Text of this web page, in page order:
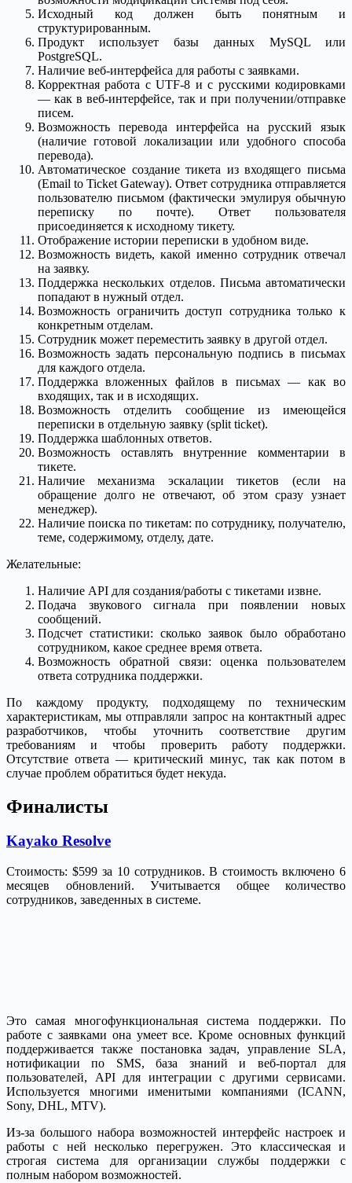
Исходный код должен быть понятным и
структурированным.
Продукт использует базы данных MySQL или
PostgreSQL.
Наличие веб-интерфейса для работы с заявками.
Корректная работа с UTF-8 и с русскими кодировками
— как в веб-интерфейсе, так и при получении/отправке
писем.
Возможность перевода интерфейса на русский язык
(наличие готовой локализации или удобного способа
перевода).
Автоматическое создание тикета из входящего письма
(Email to Ticket Gateway). Ответ сотрудника отправляется
пользователю письмом (фактически эмулируя обычную
переписку по почте). Ответ пользователя
присоединяется к исходному тикету.
Отображение истории переписки в удобном виде.
Возможность видеть, какой именно сотрудник отвечал
на заявку.
Поддержка нескольких отделов. Письма автоматически
попадают в нужный отдел.
Возможность ограничить доступ сотрудника только к
конкретным отделам.
Сотрудник может переместить заявку в другой отдел.
Возможность задать персональную подпись в письмах
для каждого отдела.
Поддержка вложенных файлов в письмах — как во
входящих, так и в исходящих.
Возможность отделить сообщение из имеющейся
переписки в отдельную заявку (split ticket).
Поддержка шаблонных ответов.
Возможность оставлять внутренние комментарии в
тикете.
Наличие механизма эскалации тикетов (если на
обращение долго не отвечают, об этом сразу узнает
менеджер).
Наличие поиска по тикетам: по сотруднику, получателю,
теме, содержимому, отделу, дате.
Желательные:
Наличие API для создания/работы с тикетами извне.
Подача звукового сигнала при появлении новых
сообщений.
Подсчет статистики: сколько заявок было обработано
сотрудником, какое среднее время ответа.
Возможность обратной связи: оценка пользователем
ответа сотрудника поддержки.
По каждому продукту, подходящему по техническим
характеристикам, мы отправляли запрос на контактный адрес
разработчиков, чтобы уточнить соответствие другим
требованиям и чтобы проверить работу поддержки.
Отсутствие ответа — критический минус, так как потом в
случае проблем обратиться будет некуда.
Финалисты
Kayako Resolve
Стоимость: $599 за 10 сотрудников. В стоимость включено 6
месяцев обновлений. Учитывается общее количество
сотрудников, заведенных в системе.
Это самая многофункциональная система поддержки. По
работе с заявками она умеет все. Кроме основных функций
поддерживается также постановка задач, управление SLA,
нотификации по SMS, база знаний и веб-портал для
пользователей, API для интеграции с другими сервисами.
Используется многими именитыми компаниями (ICANN,
Sony, DHL, MTV).
Из-за большого набора возможностей интерфейс настроек и
работы с ней несколько перегружен. Это классическая и
строгая система для организации службы поддержки с
полным набором возможностей.